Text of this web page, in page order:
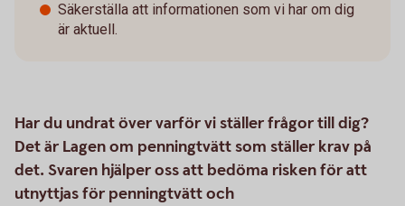
Säkerställa att informationen som vi har om dig
är aktuell.
Har du undrat över varför vi ställer frågor till dig?
Det är Lagen om penningtvätt som ställer krav på
det. Svaren hjälper oss att bedöma risken för att
utnyttjas för penningtvätt och